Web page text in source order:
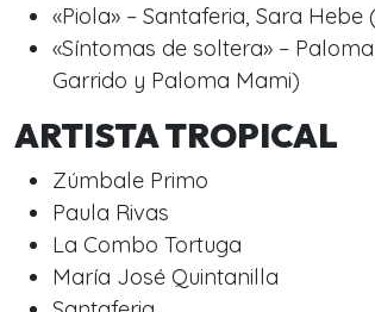
«Piola» – Santaferia, Sara
«Síntomas de soltera» –
Garrido y Paloma Mami)
ARTISTA TROPICAL
Zúmbale Primo
Paula Rivas
La Combo Tortuga
María José Quintanilla